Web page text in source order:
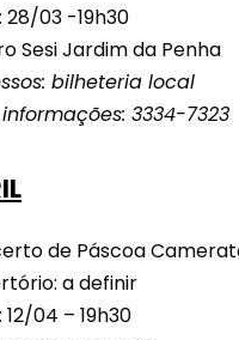
28/03 -19h30
Sesi Jardim da Penha
bilheteria local
3334-7323
de Páscoa
a definir
12/04 – 19h30